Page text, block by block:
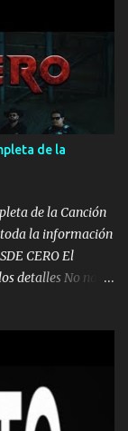
pues no hay de
línea no veo a
voy chicoteado
el colmillo
esta la PrimiZa
al que su amigo y
hay pa más
hay de otra...
de la
de la Canción
toda la información
CERO El
detalles No nací
, si no existe
Aprendo Del